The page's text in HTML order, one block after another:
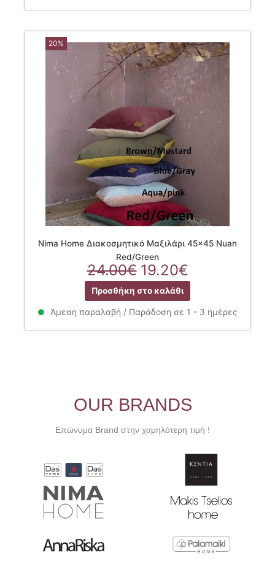
20%
Nima Home Διακοσμητικό Μαξιλάρι 45×45 Nuan
Red/Green
24.00€ Original
price
was:
24.00€.
19.20€Η
τρέχουσα
τιμή
είναι:
19.20€.
Προσθήκη στο καλάθι
Άμεση παραλαβή / Παράδοση σε 1 - 3 ημέρες
OUR BRANDS
Επώνυμα Brand στην χαμηλότερη τιμή !